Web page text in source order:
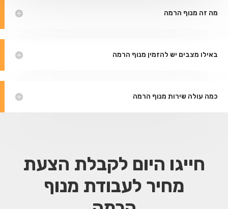
מה זה מנוף הרמה
באילו מצבים יש להזמין מנוף הרמה
כמה עולה שירות מנוף הרמה
חייגו היום לקבלת הצעת
מחיר לעבודת מנוף